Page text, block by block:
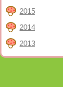
2015
2014
2013